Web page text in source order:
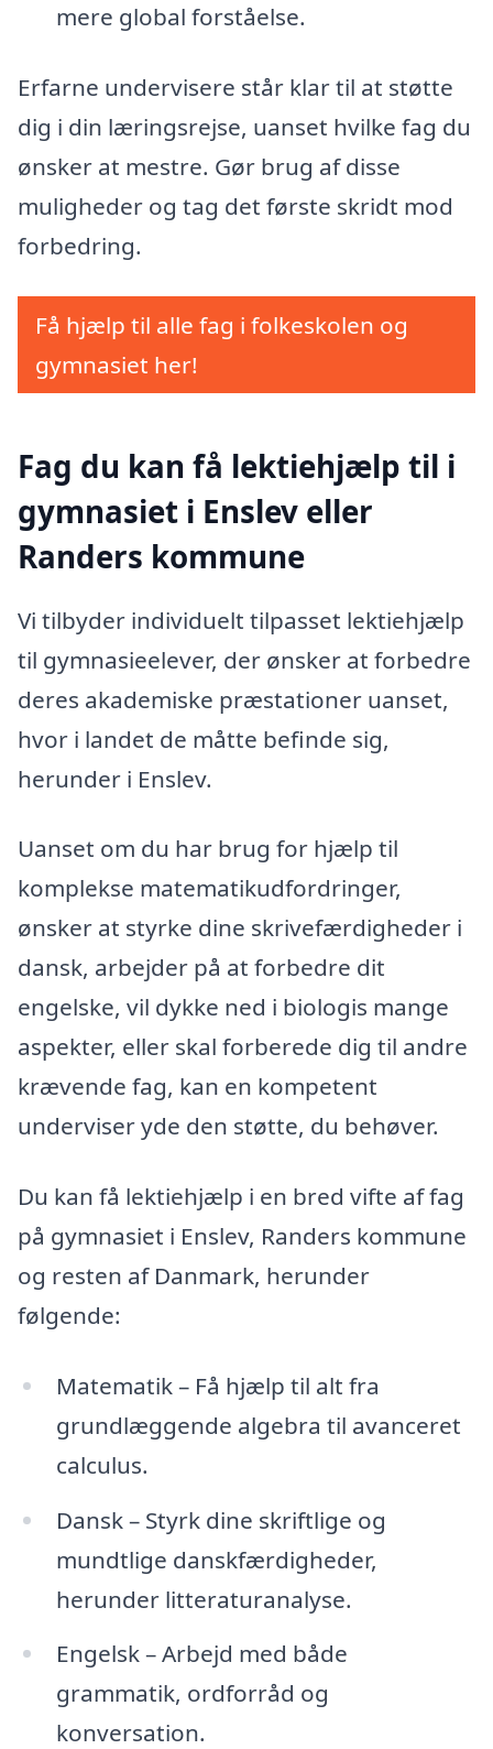
mere global forståelse.
Erfarne undervisere står klar til at støtte
dig i din læringsrejse, uanset hvilke fag du
ønsker at mestre. Gør brug af disse
muligheder og tag det første skridt mod
forbedring.
Få hjælp til alle fag i folkeskolen og
gymnasiet her!
Fag du kan få lektiehjælp til i
gymnasiet i Enslev eller
Randers kommune
Vi tilbyder individuelt tilpasset lektiehjælp
til gymnasieelever, der ønsker at forbedre
deres akademiske præstationer uanset,
hvor i landet de måtte befinde sig,
herunder i Enslev.
Uanset om du har brug for hjælp til
komplekse matematikudfordringer,
ønsker at styrke dine skrivefærdigheder i
dansk, arbejder på at forbedre dit
engelske, vil dykke ned i biologis mange
aspekter, eller skal forberede dig til andre
krævende fag, kan en kompetent
underviser yde den støtte, du behøver.
Du kan få lektiehjælp i en bred vifte af fag
på gymnasiet i Enslev, Randers kommune
og resten af Danmark, herunder
følgende:
Matematik – Få hjælp til alt fra
grundlæggende algebra til avanceret
calculus.
Dansk – Styrk dine skriftlige og
mundtlige danskfærdigheder,
herunder litteraturanalyse.
Engelsk – Arbejd med både
grammatik, ordforråd og
konversation.